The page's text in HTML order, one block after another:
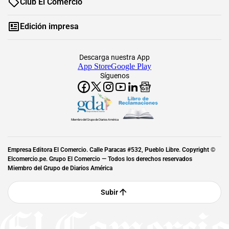
Edición impresa
Síguenos
Descarga nuestra App
App StoreGoogle Play
Miembro del Grupo de Diarios América
Empresa Editora El Comercio. Calle Paracas #532, Pueblo Libre. Copyright ©
Elcomercio.pe. Grupo El Comercio — Todos los derechos reservados
Miembro del Grupo de Diarios América
Subir